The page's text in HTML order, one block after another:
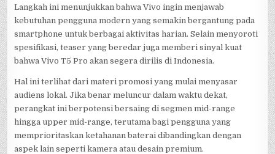
Langkah ini menunjukkan bahwa Vivo ingin menjawab
kebutuhan pengguna modern yang semakin bergantung pada
smartphone untuk berbagai aktivitas harian. Selain menyoroti
spesifikasi, teaser yang beredar juga memberi sinyal kuat
bahwa Vivo T5 Pro akan segera dirilis di Indonesia.
Hal ini terlihat dari materi promosi yang mulai menyasar
audiens lokal. Jika benar meluncur dalam waktu dekat,
perangkat ini berpotensi bersaing di segmen mid-range
hingga upper mid-range, terutama bagi pengguna yang
memprioritaskan ketahanan baterai dibandingkan dengan
aspek lain seperti kamera atau desain premium.